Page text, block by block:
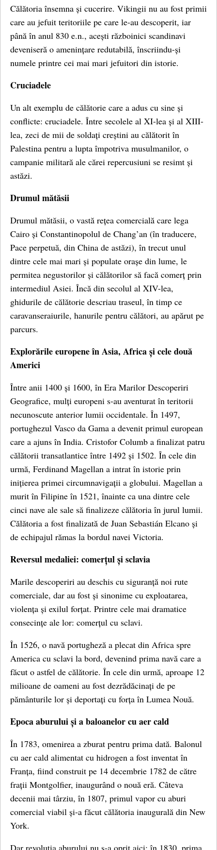
Călătoria însemna și cucerire. Vikingii nu au fost primii
care au jefuit teritoriile pe care le-au descoperit, iar
până în anul 830 e.n., acești războinici scandinavi
deveniseră o amenințare redutabilă, înscriindu-și
numele printre cei mai mari jefuitori din istorie.
Cruciadele
Un alt exemplu de călătorie care a adus cu sine și
conflicte: cruciadele. Între secolele al XI-lea și al XIII-
lea, zeci de mii de soldați creștini au călătorit în
Palestina pentru a lupta împotriva musulmanilor, o
campanie militară ale cărei repercusiuni se resimt și
astăzi.
Drumul mătăsii
Drumul mătăsii, o vastă rețea comercială care lega
Cairo și Constantinopolul de Chang’an (în traducere,
Pace perpetuă, din China de astăzi), în trecut unul
dintre cele mai mari și populate orașe din lume, le
permitea negustorilor și călătorilor să facă comerț prin
intermediul Asiei. Încă din secolul al XIV-lea,
ghidurile de călătorie descriau traseul, în timp ce
caravanseraiurile, hanurile pentru călători, au apărut pe
parcurs.
Explorările europene în Asia, Africa și cele două
Americi
Între anii 1400 și 1600, în Era Marilor Descoperiri
Geografice, mulți europeni s-au aventurat în teritorii
necunoscute anterior lumii occidentale. În 1497,
portughezul Vasco da Gama a devenit primul european
care a ajuns în India. Cristofor Columb a finalizat patru
călătorii transatlantice între 1492 și 1502. În cele din
urmă, Ferdinand Magellan a intrat în istorie prin
inițierea primei circumnavigații a globului. Magellan a
murit în Filipine în 1521, înainte ca una dintre cele
cinci nave ale sale să finalizeze călătoria în jurul lumii.
Călătoria a fost finalizată de Juan Sebastián Elcano și
de echipajul rămas la bordul navei Victoria.
Reversul medaliei: comerțul și sclavia
Marile descoperiri au deschis cu siguranță noi rute
comerciale, dar au fost și sinonime cu exploatarea,
violența și exilul forțat. Printre cele mai dramatice
consecințe ale lor: comerțul cu sclavi.
În 1526, o navă portugheză a plecat din Africa spre
America cu sclavi la bord, devenind prima navă care a
făcut o astfel de călătorie. În cele din urmă, aproape 12
milioane de oameni au fost dezrădăcinați de pe
pământurile lor și deportați cu forța în Lumea Nouă.
Epoca aburului și a baloanelor cu aer cald
În 1783, omenirea a zburat pentru prima dată. Balonul
cu aer cald alimentat cu hidrogen a fost inventat în
Franța, fiind construit pe 14 decembrie 1782 de către
frații Montgolfier, inaugurând o nouă eră. Câteva
decenii mai târziu, în 1807, primul vapor cu aburi
comercial viabil și-a făcut călătoria inaugurală din New
York.
Dar revoluția aburului nu s-a oprit aici: în 1830, prima